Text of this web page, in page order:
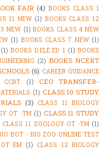
FAIR (4) BOOKS CLASS 1
11 NEW (1) BOOKS CLASS 12
NEW (1) BOOKS CLASS 4 NEW
(1) BOOKS CLASS 7 NEW (1)
(1) BOOKS D.ELE.ED 1 (1) BOOKS
(2) BOOKS NCERT
(6) CAREER GUIDANCE
CCRT (1)
CEO TRANSFER-
(1) CLASS 10 STUDY
(3) CLASS 11 BIOLOGY
OT -TM (1) CLASS 11 STUDY
CLASS 11 ZOOLOGY OT -TM (1)
BOT - BIO ZOO ONLINE TEST
EM (1) CLASS 12 BIOLOGY